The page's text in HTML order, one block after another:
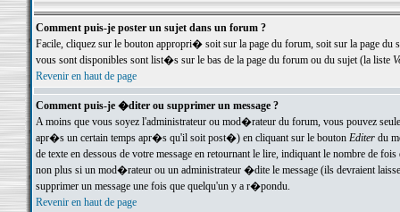
Comment puis-je poster un sujet dans un forum ?
Facile, cliquez sur le bouton appropri� soit sur la page du forum, soit sur la page du
vous sont disponibles sont list�s sur le bas de la page du forum ou du sujet (la liste
Revenir en haut de page
Comment puis-je �diter ou supprimer un message ?
A moins que vous soyez l'administrateur ou mod�rateur du forum, vous pouvez
apr�s un certain temps apr�s qu'il soit post�) en cliquant sur le bouton Editerdu
de texte en dessous de votre message en retournant le lire, indiquant le nombre
non plus si un mod�rateur ou un administrateur �dite le message (ils devraient
supprimer un message une fois que quelqu'un y a r�pondu.
Revenir en haut de page